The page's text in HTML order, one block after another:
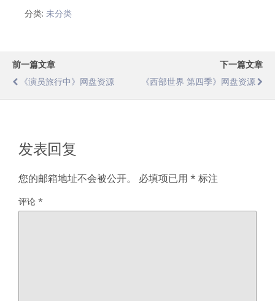
分类: 未分类
前一篇文章
《演员旅行中》网盘资源
下一篇文章
《西部世界 第四季》网盘资源
发表回复
您的邮箱地址不会被公开。 必填项已用 * 标注
评论 *